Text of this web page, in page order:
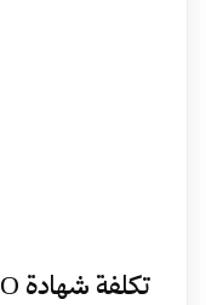
تكلفة شهادة ISO